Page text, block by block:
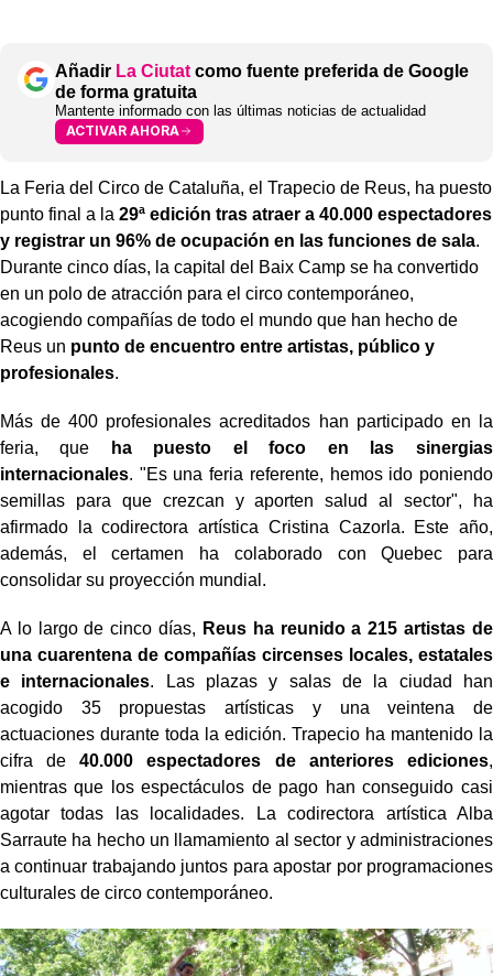
Añadir La Ciutat como fuente preferida de Google
de forma gratuita
Mantente informado con las últimas noticias de actualidad
ACTIVAR AHORA
La Feria del Circo de Cataluña, el Trapecio de Reus, ha puesto
punto final a la 29ª edición tras atraer a 40.000 espectadores
y registrar un 96% de ocupación en las funciones de sala.
Durante cinco días, la capital del Baix Camp se ha convertido
en un polo de atracción para el circo contemporáneo,
acogiendo compañías de todo el mundo que han hecho de
Reus un punto de encuentro entre artistas, público y
profesionales.
Más de 400 profesionales acreditados han participado en la
feria, que
ha puesto el foco en las sinergias
internacionales. "Es una feria referente, hemos ido poniendo
semillas para que crezcan y aporten salud al sector", ha
afirmado la codirectora artística Cristina Cazorla. Este año,
además, el certamen ha colaborado con Quebec para
consolidar su proyección mundial.
A lo largo de cinco días, Reus ha reunido a 215 artistas de
una cuarentena de compañías circenses locales, estatales
e internacionales. Las plazas y salas de la ciudad han
acogido 35 propuestas artísticas y una veintena de
actuaciones durante toda la edición. Trapecio ha mantenido la
cifra de40.000 espectadores de anteriores ediciones,
mientras que los espectáculos de pago han conseguido casi
agotar todas las localidades. La codirectora artística Alba
Sarraute ha hecho un llamamiento al sector y administraciones
a continuar trabajando juntos para apostar por programaciones
culturales de circo contemporáneo.